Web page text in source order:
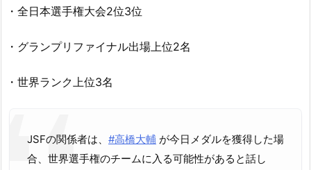
・全日本選手権大会2位3位
・グランプリファイナル出場上位2名
・世界ランク上位3名
JSFの関係者は、 #高橋大輔 が今日メダルを獲得した場
合、世界選手権のチームに入る可能性があると話し